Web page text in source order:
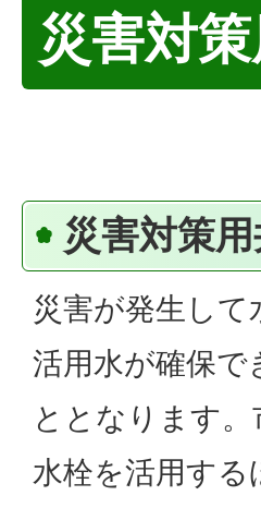
災害対
災害対策
災害が発生し
活用水が確保で
ととなります
水栓を活用する